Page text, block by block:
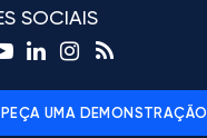
SOCIAIS
PEÇA UMA DEMONSTRAÇÃO